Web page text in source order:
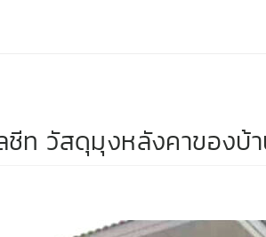
ชีท วัสดุมุงหลังคาของบ้